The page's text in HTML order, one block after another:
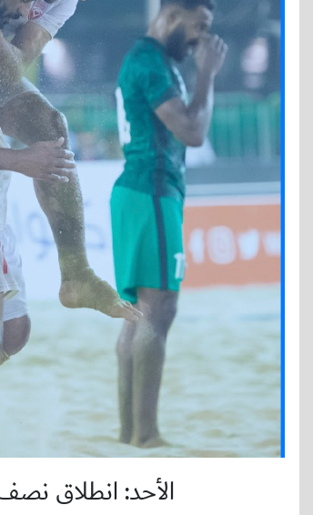
الأحد: انطلاق